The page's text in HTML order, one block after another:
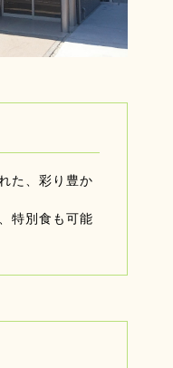
た、彩り豊か
特別食も可能